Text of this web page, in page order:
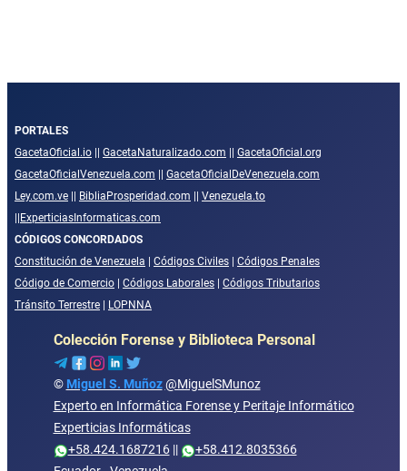
PORTALES
GacetaOficial.io
GacetaNaturalizado.com
GacetaOficial.org
GacetaOficialVenezuela.com
GacetaOficialDeVenezuela.com
Ley.com.ve
BibliaProsperidad.com
Venezuela.to
ExperticiasInformaticas.com
CÓDIGOS CONCORDADOS
Constitución de Venezuela
Códigos Civiles
Códigos Penales
Código de Comercio
Códigos Laborales
Códigos Tributarios
Tránsito Terrestre
LOPNNA
Colección Forense y Biblioteca Personal
© Miguel S. Muñoz @MiguelSMunoz
Experto en Informática Forense y Peritaje Informático
Experticias Informáticas
+58.424.1687216||
+58.412.8035366